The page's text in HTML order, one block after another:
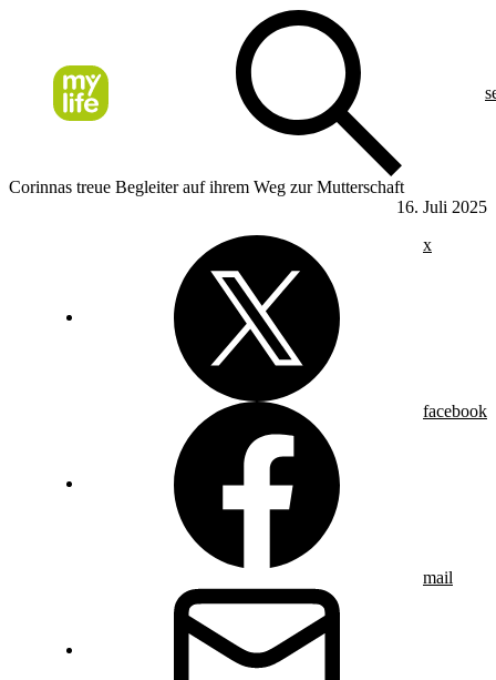
Corinnas treue Begleiter auf ihrem Weg zur Mutterschaft
16. Juli 2025
x
facebook
mail